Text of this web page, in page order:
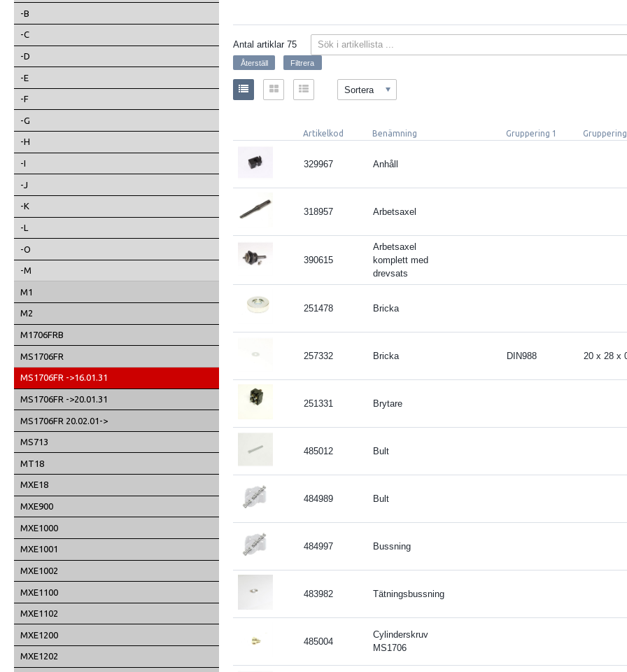
-B
-C
-D
-E
-F
-G
-H
-I
-J
-K
-L
-O
-M
M1
M2
M1706FRB
MS1706FR
MS1706FR ->16.01.31
MS1706FR ->20.01.31
MS1706FR 20.02.01->
MS713
MT18
MXE18
MXE900
MXE1000
MXE1001
MXE1002
MXE1100
MXE1102
MXE1200
MXE1202
Antal artiklar75
Sortera
Artikelkod Benämning Gruppering 1
329967 Anhåll
318957 Arbetsaxel
390615
Arbetsaxel
komplett med
drevsats
251478 Bricka
257332 Bricka DIN988 20 x 28 x
251331 Brytare
485012 Bult
484989 Bult
484997 Bussning
483982 Tätningsbussning
485004
Cylinderskruv
MS1706